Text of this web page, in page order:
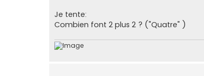
Je tente:
Combien font 2 plus 2 ? ("Quatre" )